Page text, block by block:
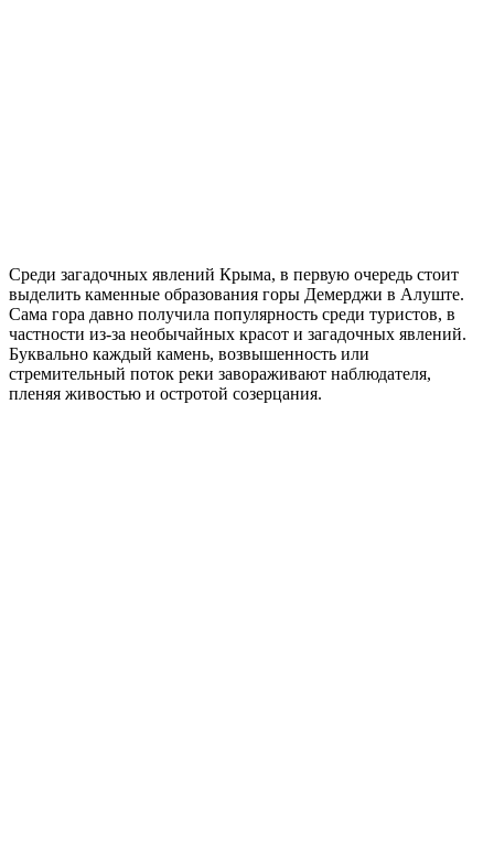
Среди загадочных явлений Крыма, в первую очередь стоит
выделить каменные образования горы Демерджи в Алуште.
Сама гора давно получила популярность среди туристов, в
частности из-за необычайных красот и загадочных явлений.
Буквально каждый камень, возвышенность или
стремительный поток реки завораживают наблюдателя,
пленяя живостью и остротой созерцания.